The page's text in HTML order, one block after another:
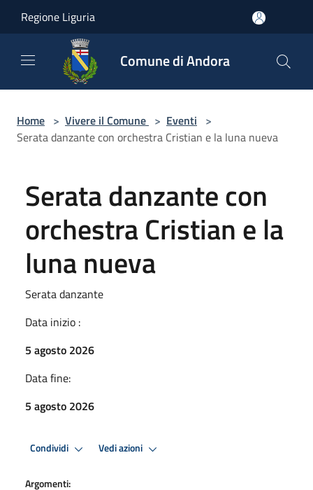
Regione Liguria
Comune di Andora
Home > Vivere il Comune > Eventi >
Serata danzante con orchestra Cristian e la luna nueva
Serata danzante con
orchestra Cristian e la
luna nueva
Serata danzante
Data inizio :
5 agosto 2026
Data fine:
5 agosto 2026
Condividi Vedi azioni
Argomenti: